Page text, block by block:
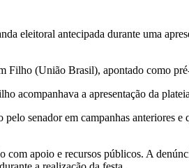
eleitoral antecipada durante uma
Filho (União Brasil), apontado como
acompanhava a apresentação da
senador em campanhas anteriores e
com apoio e recursos públicos. A